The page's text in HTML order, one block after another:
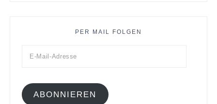
PER MAIL FOLGEN
ABONNIEREN